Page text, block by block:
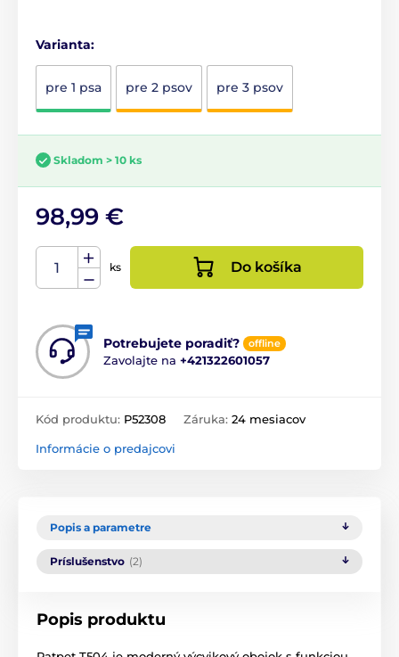
Varianta:
pre 1 psa pre 2 psov pre 3 psov
Skladom > 10 ks
98,99 €
ks Do košíka
Potrebujete poradiť? offline
Zavolajte na +421322601057
Kód produktu: P52308 Záruka: 24 mesiacov
Informácie o predajcovi
Popis a parametre
Príslušenstvo (2)
Popis produktu